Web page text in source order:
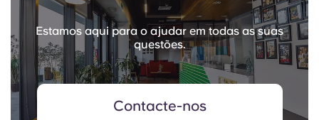
Estamos aqui para o ajudar em todas as suas
questões.
Contacte-nos